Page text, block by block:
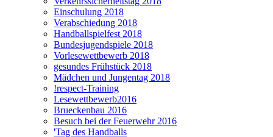
Einschulung 2018
Verabschiedung 2018
Handballspielfest 2018
Bundesjugendspiele 2018
Vorlesewettbewerb 2018
gesundes Frühstück 2018
Mädchen und Jungentag 2018
!respect-Training
Lesewettbewerb2016
Brueckenbau 2016
Besuch bei der Feuerwehr 2016
'Tag des Handballs